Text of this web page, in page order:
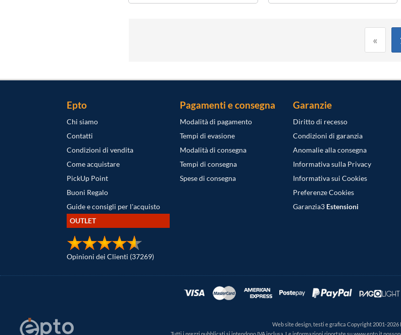
«
Epto
Chi siamo
Contatti
Condizioni di vendita
Come acquistare
PickUp Point
Buoni Regalo
Guide e consigli per l'acquisto
OUTLET
Opinioni dei Clienti (37269)
Pagamenti e consegna
Modalità di pagamento
Tempi di evasione
Modalità di consegna
Tempi di consegna
Spese di consegna
Garanzie
Diritto di recesso
Condizioni di garanzia
Anomalie alla consegna
Informativa sulla Privacy
Informativa sui Cookies
Preferenze Cookies
Garanzia3 Estensioni
Web site design, testi e grafica Copyright 2001-2026